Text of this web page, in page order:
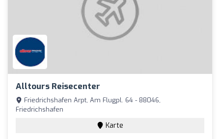
Alltours Reisecenter
Friedrichshafen Arpt, Am Flugpl. 64 - 88046,
Friedrichshafen
Karte